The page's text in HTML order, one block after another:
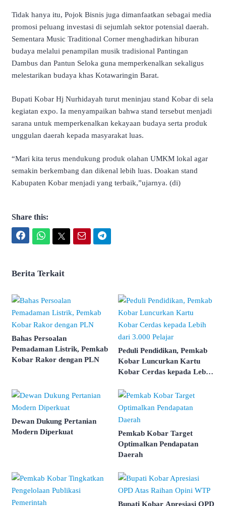
Tidak hanya itu, Pojok Bisnis juga dimanfaatkan sebagai media
promosi peluang investasi di sejumlah sektor potensial daerah.
Sementara Music Traditional Corner menghadirkan hiburan
budaya melalui penampilan musik tradisional Pantingan
Dambus dan Pantun Seloka guna memperkenalkan sekaligus
melestarikan budaya khas Kotawaringin Barat.
Bupati Kobar Hj Nurhidayah turut meninjau stand Kobar di sela
kegiatan expo. Ia menyampaikan bahwa stand tersebut menjadi
sarana untuk memperkenalkan kekayaan budaya serta produk
unggulan daerah kepada masyarakat luas.
“Mari kita terus mendukung produk olahan UMKM lokal agar
semakin berkembang dan dikenal lebih luas. Doakan stand
Kabupaten Kobar menjadi yang terbaik,”ujarnya. (di)
Share this:
Berita Terkait
Bahas Persoalan
Pemadaman Listrik, Pemkab
Kobar Rakor dengan PLN
Peduli Pendidikan, Pemkab
Kobar Luncurkan Kartu
Kobar Cerdas kepada Lebih
Dewan Dukung Pertanian
Modern Diperkuat
Pemkab Kobar Target
Optimalkan Pendapatan
Daerah
Bupati Kobar Apresiasi OPD